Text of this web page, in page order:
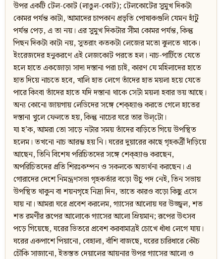
উপর একটি টেল-কোট (লাঙুল-কোট); টেলকোটের সুমুখ দিকটা
কোমর পর্যন্ত কাটা, আমাদের চাপকান প্রভৃতি পোষাকগুলি যেমন হাঁটু
পর্যন্ত পেড়, এ তা নয়। এর সুমুখ দিকটার সীমা কোমর পর্যন্ত, কিন্তু
পিছন দিকটা কাটা নয়, সুতরাং কতকটা লেজের মতো ঝুলতে থাকে।
ইংরেজদের হনুকরণে এই লেজকোট পরতে হল। নাচ-পার্টিতে যেতে
হলে হাতে একজোড়া সাদা দস্তানা পরা চাই, কারণ যে মহিলাদের হাতে
হাত দিয়ে নাচতে হবে, খালি হাত লেগে তাঁদের হাত ময়লা হয়ে যেতে
পারে কিংবা তাঁদের হাতে যদি দস্তানা থাকে সেটা ময়লা হবার ভয় আছে।
অন্য কোনো জায়গায় লেডিদের সঙ্গে শেক্‌হ্যাণ্ড করতে গেলে হাতের
দস্তানা খুলে ফেলতে হয়, কিন্তু নাচের ঘরে তার উল্‌টো।
যা হ’ক, আমরা তো সাড়ে নটার সময় তাঁদের বাড়িতে গিয়ে উপস্থিত
হলেম। তখনো নাচ আরম্ভ হয় নি। ঘরের দুয়ারের কাছে গৃহকর্ত্রী দাঁড়িয়ে
আছেন, তিনি বিশেষ পরিচিতদের সঙ্গে শেক্‌হ্যাণ্ড করছেন,
অপরিচিতদের প্রতি শিরঃকম্পন ও সকলকে অভ্যর্থনা করছেন। এ
গোরাদের দেশে নিমন্ত্রণসভা গৃহকর্তার বড়ো উঁচু পদ নেই, তিন সভায়
উপস্থিত থাকুন বা শয়নগৃহে নিদ্রা দিন, তাতে কারও বড়ো কিছু এসে
যায় না। আমরা ঘরে প্রবেশ করলেম, গ্যাসের আলোয় ঘর উজ্জ্বল, শত
শত রমণীর রূপের আলোকে গ্যাসের আলো ম্রিয়মান; রূপের উৎসব
পড়ে গিয়েছে, ঘরের ভিতরে প্রবেশ করবামাত্রই চোখে ধাঁধা লেগে যায়।
ঘরের একপাশে পিয়ানো, বেহালা, বাঁশি বাজছে, ঘরের চারিধারে কৌচ
চৌকি সাজানো, ইতস্তত দেয়ালের আয়নার উপর গ্যাসের আলো ও